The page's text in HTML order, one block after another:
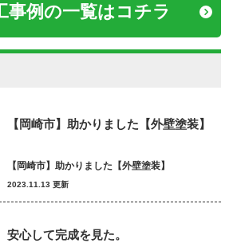
事例の一覧はコチラ
【岡崎市】助かりました【外壁塗装】
【岡崎市】助かりました【外壁塗装】
2023.11.13 更新
安心して完成を見た。